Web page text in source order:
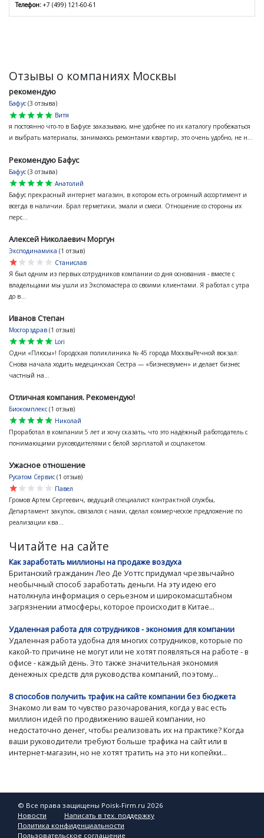
Телефон: +7 (499) 121-60-61
Отзывы о компаниях Москвы
рекомендую
Бафус (3 отзыва)
star
star
star
star
star
Витя
я постоянно что-то в Бафусе заказываю, мне удобнее по их каталогу пробежаться
и выбрать материалы, занимаюсь ремонтами квартир, это очень удобно, не н...
Рекомендую Бафус
Бафус (3 отзыва)
star
star
star
star
star
Анатолий
Бафус прекрасный интернет магазин, в котором есть огромный ассортимент и
всегда в наличии. Брал герметики, эмали и смеси. Отношение со стороны их
перс...
Алексей Николаевич Моргун
Эксподинамика (1 отзыв)
star
star
star
star
star
Станислав
Я был одним из первых сотрудников компании со дня основания - вместе с
владельцами мы ушли из Экспомастера со своими клиентами. Я работал с утра
до в...
Иванов Степан
Мосгорздрав (1 отзыв)
star
star
star
star
star
Lori
Одни «Плюсы»! Городская поликлиника № 45 города МосквыРечной вокзал:
Снова начала ходить медецинская Сестра — «бизнесвумен» и делает бизнес
частный на...
Отличная компания. Рекомендую!
Биокомплекс (1 отзыв)
star
star
star
star
star
Николай
Проработал в компании 5 лет и хочу сказать, что это надёжный работодатель с
понимающими руководителями с белой зарплатой и соцпакетом.
Ужасное отношение
Русатом Сервис (1 отзыв)
star
star
star
star
star
Павел
Громов Артем Сергеевич, ведущий специалист контрактной службы,
Департамент закупок, связался с нами, сделал коммерческое предложение по
реализации ква...
Читайте на сайте
Как заработать миллионы на продаже воздуха
Британский гражданин Лео Де Уоттс придумал чрезвычайно
необычный способ заработать деньги. На эту идею его
натолкнула информация о серьезном и широкомасштабном
загрязнении атмосферы, которое происходит в Китае...
Удаленная работа для сотрудников - экономия для компании
Удаленная работа удобна для многих сотрудников, которые по
какой-то причине не могут или не хотят появляться на работе - в
офисе - каждый день. Это также значительная экономия
денежных средств для руководства компаний, поэтому...
8 способов получить трафик на сайте компании без бюджета
Знакомо ли вам то чувство разочарования, когда у вас есть
миллион идей по продвижению вашей компании, но
недостаточно денег, чтобы реализовать их на практике? Когда
ваши руководители требуют больше трафика на сайт или в
интернет-магазин, но не хотят тратить на это ни копейки...
© Все права защищены Poisk-Firm.ru 2026
Новости
Написать в тех. поддержку
Политика конфиденциальности
Пользовательское соглашение